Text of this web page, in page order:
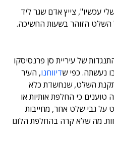
עכשיו", צייץ אדם שגר ליד
של עיריית סן פרנסיסקו
נעשתה. כפי שדיווחנו, העיר
השלט, שנחשדת כלא
טוענים כי החלפת אותיות או
על גבי שלט אחר, מחייבות
מה שלא קרה בהחלפת הלוגו